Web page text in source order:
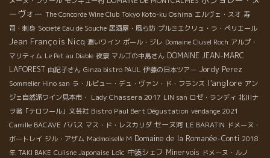
ーヴォー The Concorde Wine Club Tokyo Koto-ku Oshima エルヴェ・スオ 寿
司・刺身 Societé Eau de Souche 居酒屋・風ら坊 プルミエクリュ・ラ・ペリエール
Jean François Nicq 濃いワイン ポール・ジレ Domaine Clusel Roch アルプ・
マリティム Le Pet au Diable 夜景 マルゴの中島さん DOMAINE JEAN-MARC
LAFOREST 由紀子さん Ginza bistro PAUL 伊藤の日本ツアー Jordy Perez
Sommelier Hino san ラ・ルビュー・デュ・ヴァン・ド・フランス l'anglore アン
ジェ自然派ワイン見本市・ Lady Chassera 2017 LIN san ロゼ・ランディ 北川ナ
ヲ著「テロワール」文芸社 Bistro Paul Bert Dégustation vendange 2021
Camille BACAVE ババス マス・ド・レスカリダ セーヌ河 LE BARATIN ドメーヌ・
ボートレイ ジル・アザム Madmoiselle M Domaine de la Romanée-Conti 2018
年 TAKI BAKE Cuiisne Japonaise Loïc 中湊シェフ Minervois ドメーヌ・ルノ